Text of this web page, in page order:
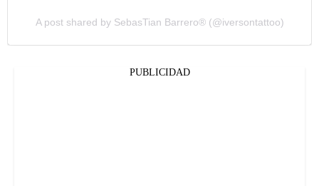
A post shared by SebasTian Barrero®️ (@iversontattoo)
PUBLICIDAD